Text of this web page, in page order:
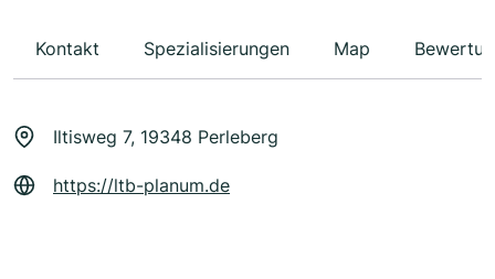
Kontakt Spezialisierungen Map
Iltisweg 7, 19348 Perleberg
https://ltb-planum.de